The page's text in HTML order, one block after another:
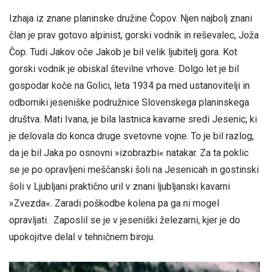
Izhaja iz znane planinske družine Čopov. Njen najbolj znani
član je prav gotovo alpinist, gorski vodnik in reševalec, Joža
Čop. Tudi Jakov oče Jakob je bil velik ljubitelj gora. Kot
gorski vodnik je obiskal številne vrhove. Dolgo let je bil
gospodar koče na Golici, leta 1934 pa med ustanovitelji in
odborniki jeseniške podružnice Slovenskega planinskega
društva. Mati Ivana, je bila lastnica kavarne sredi Jesenic, ki
je delovala do konca druge svetovne vojne. To je bil razlog,
da je bil Jaka po osnovni »izobrazbi« natakar. Za ta poklic
se je po opravljeni meščanski šoli na Jesenicah in gostinski
šoli v Ljubljani praktično uril v znani ljubljanski kavarni
»Zvezda«. Zaradi poškodbe kolena pa ga ni mogel
opravljati. Zaposlil se je v jeseniški železarni, kjer je do
upokojitve delal v tehničnem biroju.